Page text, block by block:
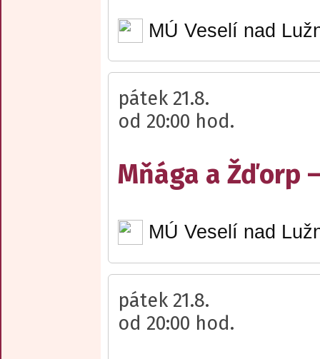
MÚ Veselí nad
pátek 21.8.
od 20:00 hod.
Mňága a Žďorp
MÚ Veselí nad
pátek 21.8.
od 20:00 hod.